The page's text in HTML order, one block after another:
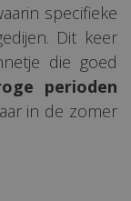
specifieke
Dit keer
die goed
perioden
in de zomer